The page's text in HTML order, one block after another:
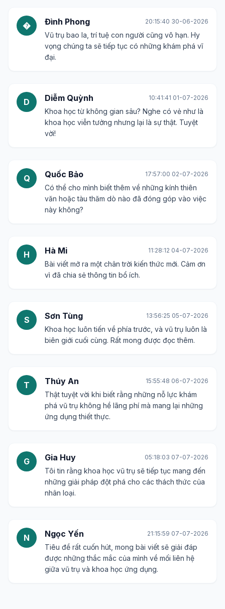
� Đình Phong 20:15:40 30-06-2026
Vũ trụ bao la, trí tuệ con người cũng vô hạn. Hy
vọng chúng ta sẽ tiếp tục có những khám phá vĩ
đại.
D Diễm Quỳnh 10:41:41 01-07-2026
Khoa học từ không gian sâu? Nghe có vẻ như là
khoa học viễn tưởng nhưng lại là sự thật. Tuyệt
vời!
Q Quốc Bảo 17:57:00 02-07-2026
Có thể cho mình biết thêm về những kính thiên
văn hoặc tàu thăm dò nào đã đóng góp vào việc
này không?
H Hà Mi 11:28:12 04-07-2026
Bài viết mở ra một chân trời kiến thức mới. Cảm ơn
vì đã chia sẻ thông tin bổ ích.
S Sơn Tùng 13:56:25 05-07-2026
Khoa học luôn tiến về phía trước, và vũ trụ luôn là
biên giới cuối cùng. Rất mong được đọc thêm.
T Thúy An 15:55:48 06-07-2026
Thật tuyệt vời khi biết rằng những nỗ lực khám
phá vũ trụ không hề lãng phí mà mang lại những
ứng dụng thiết thực.
G Gia Huy 05:18:03 07-07-2026
Tôi tin rằng khoa học vũ trụ sẽ tiếp tục mang đến
những giải pháp đột phá cho các thách thức của
nhân loại.
N Ngọc Yến 21:15:59 07-07-2026
Tiêu đề rất cuốn hút, mong bài viết sẽ giải đáp
được những thắc mắc của mình về mối liên hệ
giữa vũ trụ và khoa học ứng dụng.